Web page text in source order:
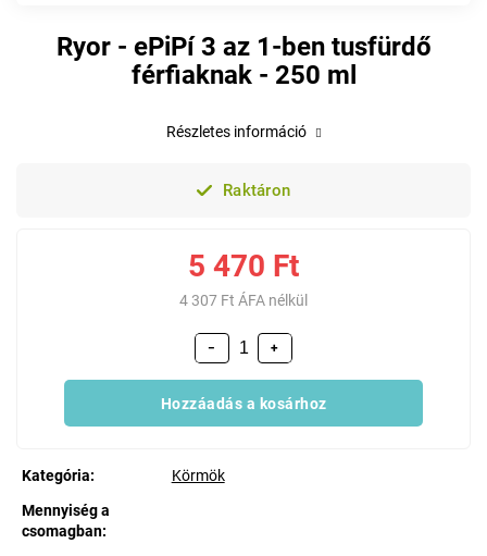
Ryor - ePiPí 3 az 1-ben tusfürdő
férfiaknak - 250 ml
Raktáron
5 470 Ft
4 307 Ft ÁFA nélkül
+
−
Hozzáadás a kosárhoz
Kategória:
Körmök
Mennyiség a
csomagban:
Részletes információ